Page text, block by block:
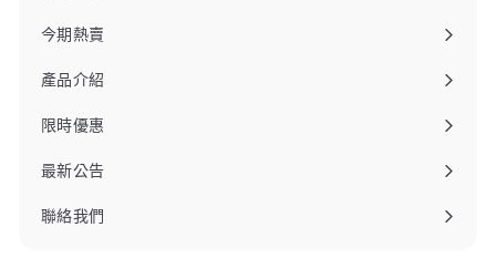
今期熱賣
產品介紹
限時優惠
最新公告
聯絡我們